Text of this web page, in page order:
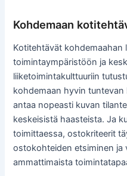
Kohdemaan
Kotitehtävät kohdemaahan
toimintaympäristöön ja
liiketoimintakulttuuriin
kohdemaan hyvin
antaa nopeasti kuvan
keskeisistä haasteista. Ja
toimittaessa, ostokriteerit
ostokohteiden etsiminen ja
ammattimaista